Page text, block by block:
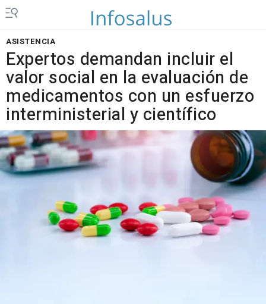
ASISTENCIA
Expertos demandan incluir el
valor social en la evaluación de
medicamentos con un esfuerzo
interministerial y científico